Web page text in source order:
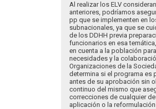
Al realizar los ELV
anteriores, podríamos
pp que se implementen en
subnacionales, ya que se
de los DDHH previa
funcionarios en esa
en cuenta a la población
necesidades y la
Organizaciones de la
determina si el programa es
antes de su aprobación sin
continuo del mismo que
correcciones de cualquier
aplicación o la